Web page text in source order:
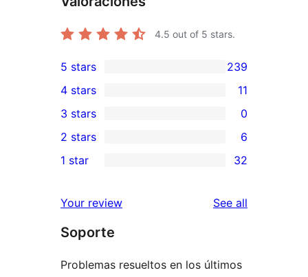
4.5 out of 5 stars.
239
5-
star
reviews
5 stars 239
4-
star
reviews
4 stars 11
0
3-
star
3 stars 0
2-
reviews
2 stars 6
32
star
reviews
1 star 32
Your review See all
Soporte
Problemas resueltos en los últimos